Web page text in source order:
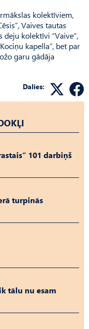
kolektīviem,
Vaives tautas
deju kolektīvi “Vaive”,
kapella”, bet par
garu gādāja
Dalies:
101 darbiņš
turpinās
tālu nu esam